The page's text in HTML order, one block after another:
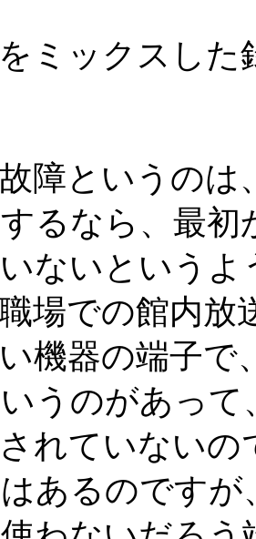
ミックスし
障というのは
るなら、最
ないという
場での館内放
機器の端子で
うのがあって
れていない
あるのです